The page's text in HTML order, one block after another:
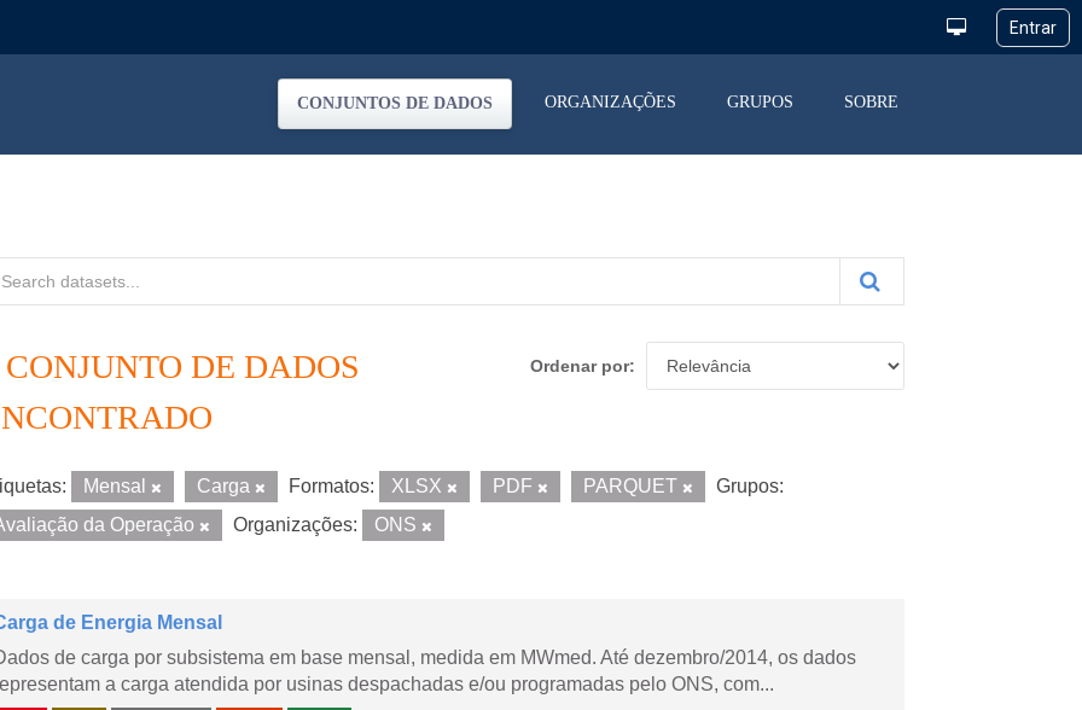
CONJUNTOS DE DADOS ORGANIZAÇÕES GRUPOS SOBRE
Ordenar por
CONJUNTO DE DADOS
Mensal Carga Formatos: XLSX PDF PARQUET
Grupos:
da Operação
Organizações: ONS
de Energia Mensal
de carga por subsistema em base mensal, medida em MWmed. Até dezembro/2014, os dados
a carga atendida por usinas despachadas e/ou programadas pelo ONS, com...